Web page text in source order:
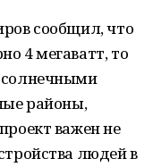
сообщил, что
4 мегаватт, то
солнечными
районы,
важен не
людей в